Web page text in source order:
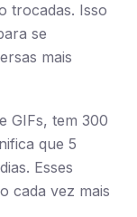
trocadas. Isso
se
mais
GIFs, tem 300
que 5
Esses
cada vez mais